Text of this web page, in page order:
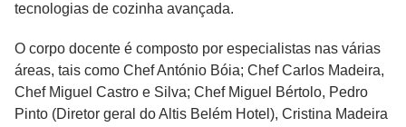
tecnologias de cozinha avançada.
O corpo docente é composto por especialistas nas várias
áreas, tais como Chef António Bóia; Chef Carlos Madeira,
Chef Miguel Castro e Silva; Chef Miguel Bértolo, Pedro
Pinto (Diretor geral do Altis Belém Hotel), Cristina Madeira